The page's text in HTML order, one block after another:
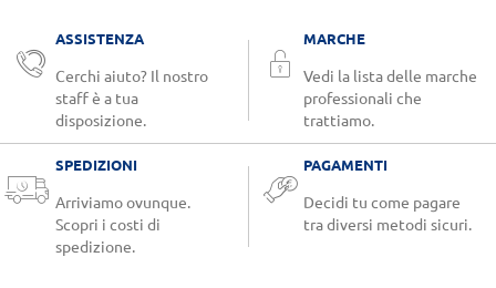
ASSISTENZA
Cerchi aiuto? Il nostro
staff è a tua
disposizione.
MARCHE
Vedi la lista delle marche
professionali che
trattiamo.
SPEDIZIONI
Arriviamo ovunque.
Scopri i costi di
spedizione.
PAGAMENTI
Decidi tu come pagare
tra diversi metodi sicuri.